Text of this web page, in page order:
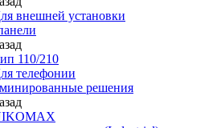
внешней установки
110/210
телефонии
решения